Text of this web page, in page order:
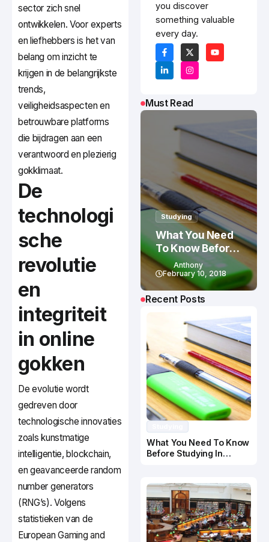
sector zich snel
ontwikkelen. Voor experts
en liefhebbers is het van
belang om inzicht te
krijgen in de belangrijkste
trends,
veiligheidsaspecten en
betrouwbare platforms
die bijdragen aan een
verantwoord en plezierig
gokklimaat.
De
technologi
sche
revolutie
en
integriteit
in online
gokken
De evolutie wordt
gedreven door
technologische innovaties
zoals kunstmatige
intelligentie, blockchain,
en geavanceerde random
number generators
(RNG’s). Volgens
statistieken van de
European Gaming and
you discover
something valuable
every day.
Must Read
Studying
What You Need
To Know Before
Studying In
Canada
Anthony
February 10, 2018
Recent Posts
What You Need To Know
Before Studying In